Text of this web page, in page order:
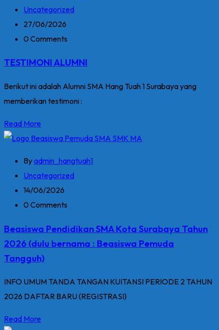
Uncategorized
27/06/2026
0 Comments
TESTIMONI ALUMNI
Berikut ini adalah Alumni SMA Hang Tuah 1 Surabaya yang
memberikan testimoni :
Read More
Byadmin_hangtuah1
Uncategorized
14/06/2026
0 Comments
Beasiswa Pendidikan SMA Kota Surabaya Tahun
2026 (dulu bernama : Beasiswa Pemuda
Tangguh)
INFO UMUM TANDA TANGAN KUITANSI PERIODE 2 TAHUN
2026 DAFTAR BARU (REGISTRASI)
Read More